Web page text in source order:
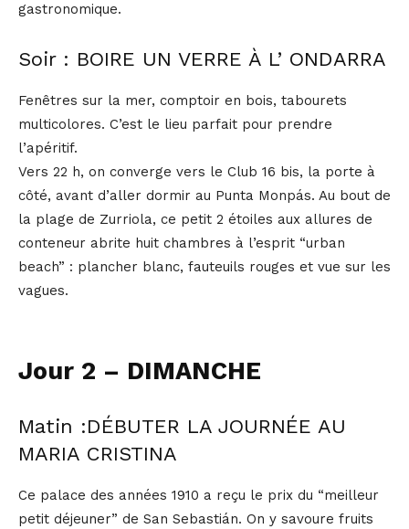
gastronomique.
Soir : BOIRE UN VERRE À L’ ONDARRA
Fenêtres sur la mer, comptoir en bois, tabourets
multicolores. C’est le lieu parfait pour prendre
l’apéritif.
Vers 22 h, on converge vers le Club 16 bis, la porte à
côté, avant d’aller dormir au Punta Monpás. Au bout de
la plage de Zurriola, ce petit 2 étoiles aux allures de
conteneur abrite huit chambres à l’esprit “urban
beach” : plancher blanc, fauteuils rouges et vue sur les
vagues.
Jour 2 – DIMANCHE
Matin :DÉBUTER LA JOURNÉE AU
MARIA CRISTINA
Ce palace des années 1910 a reçu le prix du “meilleur
petit déjeuner” de San Sebastián. On y savoure fruits